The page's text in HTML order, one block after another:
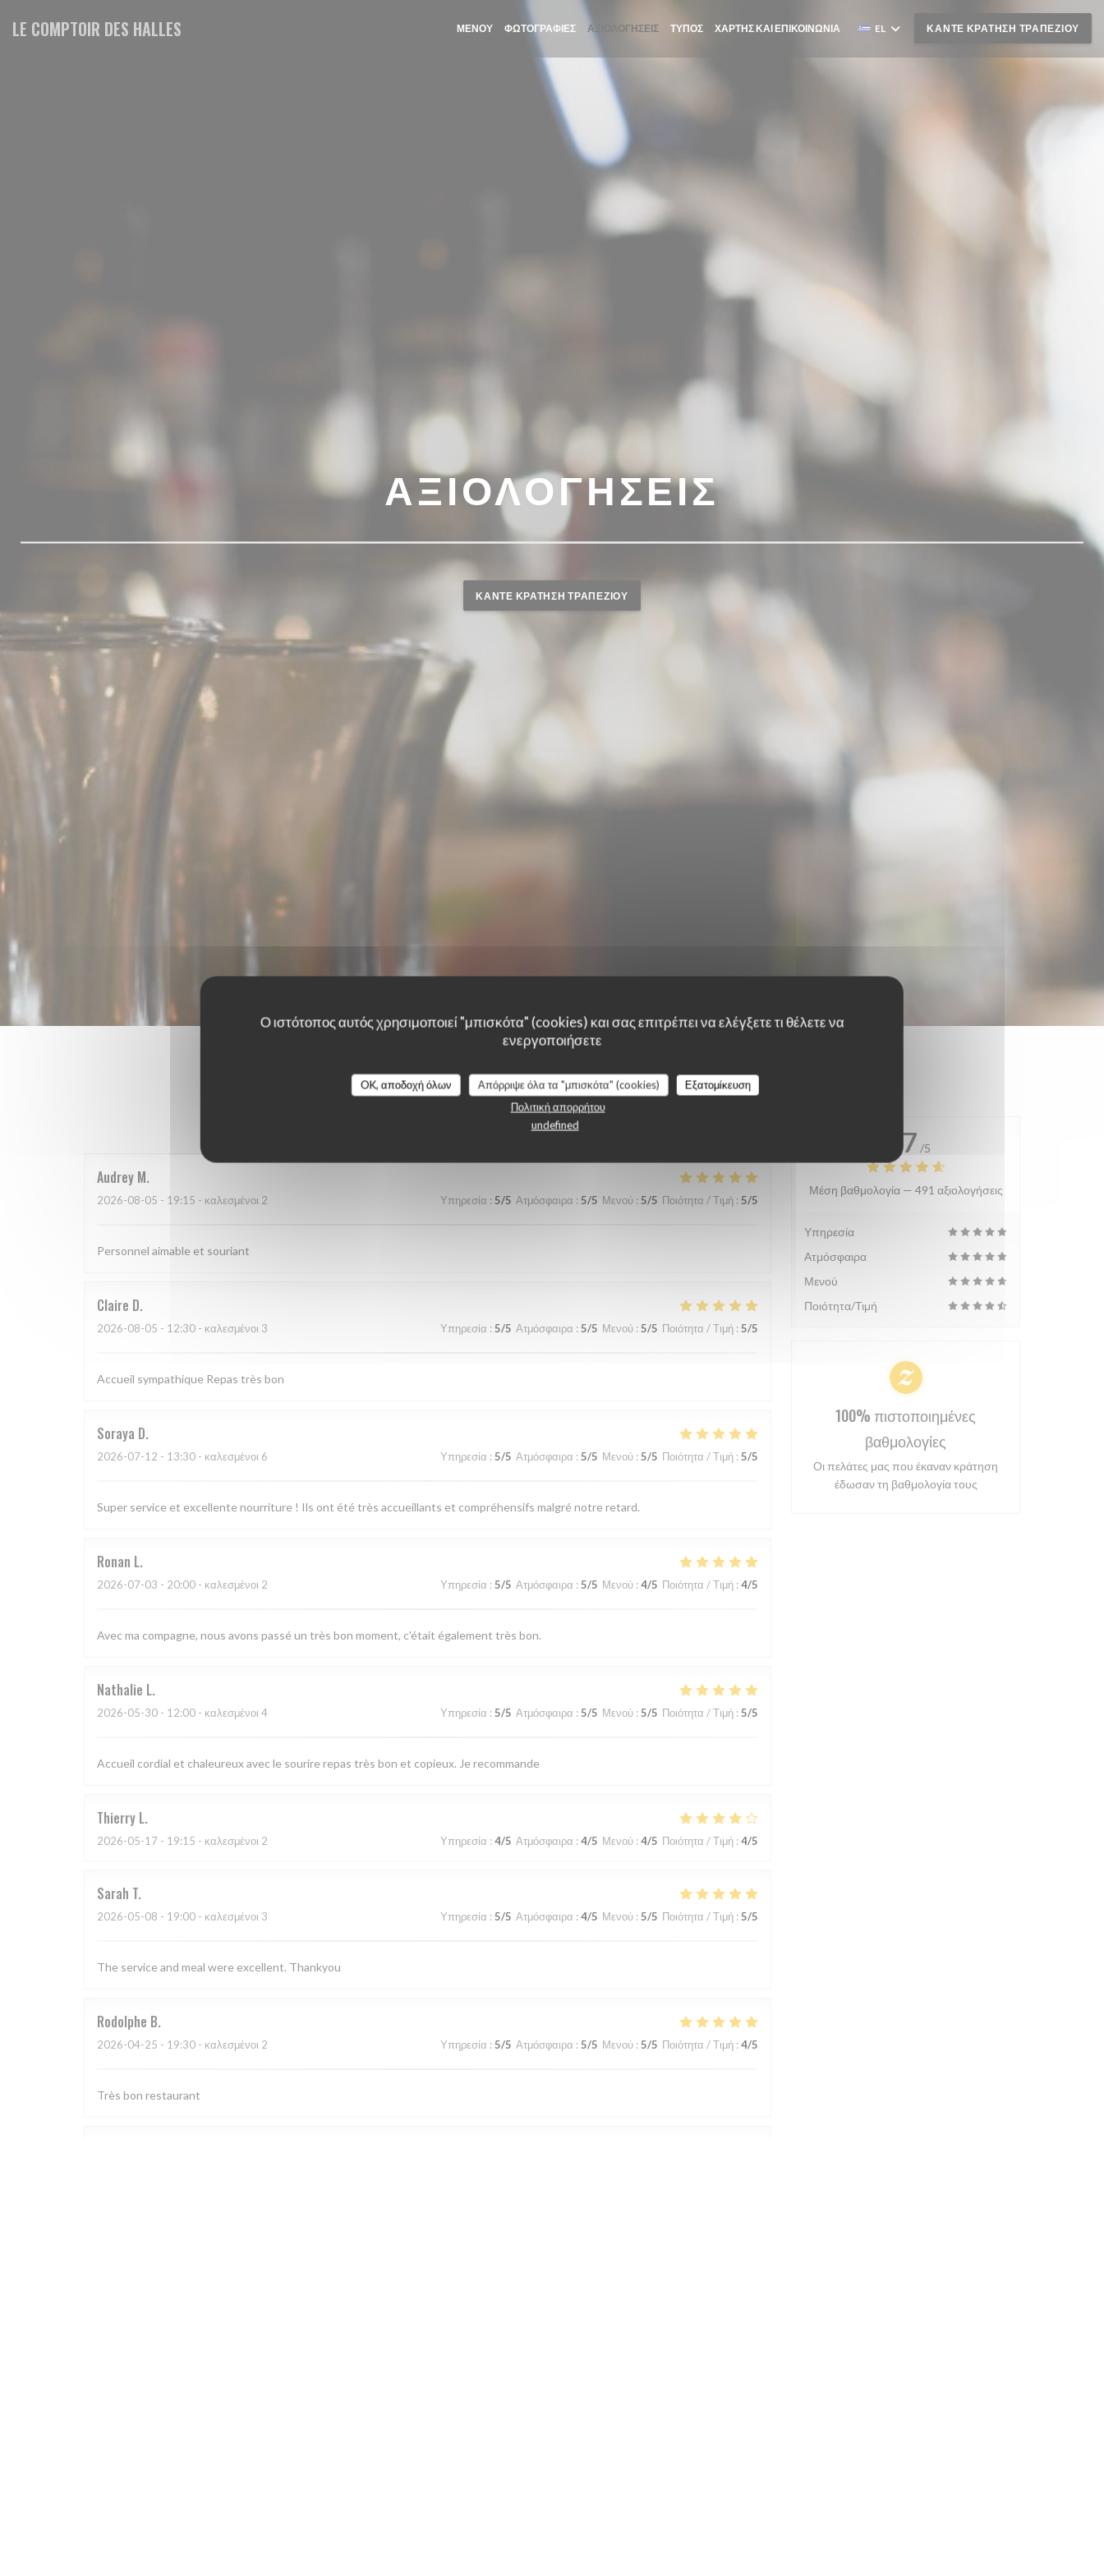
Ο ιστότοπος αυτός χρησιμοποιεί "μπισκότα" (cookies) και σας επιτρέπει να ελέγξετε τι θέλετε να
ενεργοποιήσετε
OK, αποδοχή όλων Απόρριψε όλα τα "μπισκότα" (cookies)
Εξατομίκευση
Πολιτική απορρήτου
undefined
LE COMPTOIR DES HALLES ΜΕΝΟΎ ΦΩΤΟΓΡΑΦΊΕΣ ΑΞΙΟΛΟΓΉΣΕΙΣ ΤΎΠΟΣ ΧΆΡΤΗΣ ΚΑΙ ΕΠΙΚΟΙΝΩΝΊΑ EL ΚΆΝΤΕ ΚΡΆΤΗΣΗ ΤΡΑΠΕΖΙΟΎ
ΑΞΙΟΛΟΓΉΣΕΙΣ
ΚΆΝΤΕ ΚΡΆΤΗΣΗ ΤΡΑΠΕΖΙΟΎ
Οι βαθμολογίες πελατών μας
Audrey M
2026-08-05 - 19:15 - καλεσμένοι 2 Υπηρεσία : 5/5 Ατμόσφαιρα : 5/5 Μενού : 5/5 Ποιότητα / Τιμή : 5/5
Personnel aimable et souriant
Claire D
2026-08-05 - 12:30 - καλεσμένοι 3 Υπηρεσία : 5/5 Ατμόσφαιρα : 5/5 Μενού : 5/5 Ποιότητα / Τιμή : 5/5
Accueil sympathique Repas très bon
Soraya D
2026-07-12 - 13:30 - καλεσμένοι 6 Υπηρεσία : 5/5 Ατμόσφαιρα : 5/5 Μενού : 5/5 Ποιότητα / Τιμή : 5/5
Super service et excellente nourriture ! Ils ont été très accueillants et compréhensifs malgré notre retard.
Ronan L
2026-07-03 - 20:00 - καλεσμένοι 2 Υπηρεσία : 5/5 Ατμόσφαιρα : 5/5 Μενού : 4/5 Ποιότητα / Τιμή : 4/5
Avec ma compagne, nous avons passé un très bon moment, c'était également très bon.
Nathalie L
2026-05-30 - 12:00 - καλεσμένοι 4 Υπηρεσία : 5/5 Ατμόσφαιρα : 5/5 Μενού : 5/5 Ποιότητα / Τιμή : 5/5
Accueil cordial et chaleureux avec le sourire repas très bon et copieux. Je recommande
Thierry L
2026-05-17 - 19:15 - καλεσμένοι 2 Υπηρεσία : 4/5 Ατμόσφαιρα : 4/5 Μενού : 4/5 Ποιότητα / Τιμή : 4/5
Sarah T
2026-05-08 - 19:00 - καλεσμένοι 3 Υπηρεσία : 5/5 Ατμόσφαιρα : 4/5 Μενού : 5/5 Ποιότητα / Τιμή : 5/5
The service and meal were excellent. Thankyou
Rodolphe B
2026-04-25 - 19:30 - καλεσμένοι 2 Υπηρεσία : 5/5 Ατμόσφαιρα : 5/5 Μενού : 5/5 Ποιότητα / Τιμή : 4/5
Très bon restaurant
4.7 /5
Μέση βαθμολογία — 491 αξιολογήσεις
Υπηρεσία
Ατμόσφαιρα
Μενού
Ποιότητα/Τιμή
100% πιστοποιημένες
βαθμολογίες
Οι πελάτες μας που έκαναν κράτηση
έδωσαν τη βαθμολογία τους